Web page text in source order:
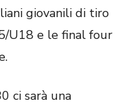
giovanili di tiro
U18 e le final four
ci sarà una